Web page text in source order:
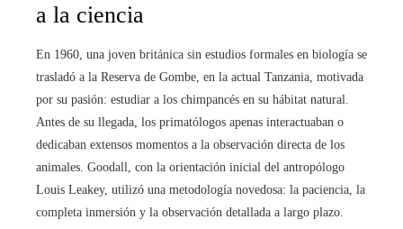
a la ciencia
En 1960, una joven británica sin estudios formales en biología se
trasladó a la Reserva de Gombe, en la actual Tanzania, motivada
por su pasión: estudiar a los chimpancés en su hábitat natural.
Antes de su llegada, los primatólogos apenas interactuaban o
dedicaban extensos momentos a la observación directa de los
animales. Goodall, con la orientación inicial del antropólogo
Louis Leakey, utilizó una metodología novedosa: la paciencia, la
completa inmersión y la observación detallada a largo plazo.